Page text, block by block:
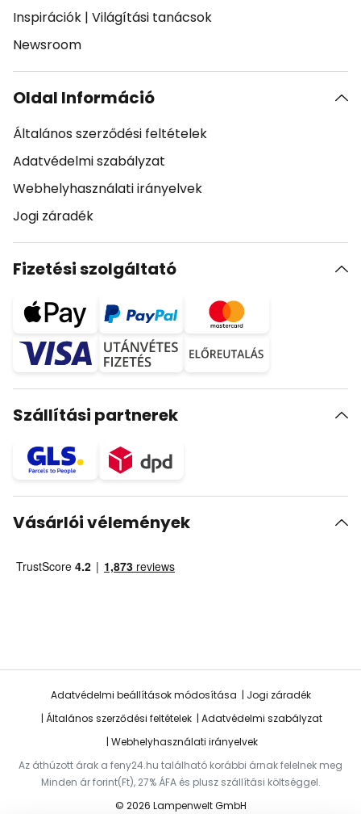
Inspirációk | Világítási tanácsok
Newsroom
Oldal Információ
Általános szerződési feltételek
Adatvédelmi szabályzat
Webhelyhasználati irányelvek
Jogi záradék
Fizetési szolgáltató
Szállítási partnerek
Vásárlói vélemények
Adatvédelmi beállítások módosítása
Jogi záradék
Általános szerződési feltételek
Adatvédelmi szabályzat
Webhelyhasználati irányelvek
Az áthúzott árak a feny24.hu található korábbi árnak felelnek meg
Minden ár forint(Ft), 27% ÁFA és plusz szállítási költséggel.
© 2026 Lampenwelt GmbH